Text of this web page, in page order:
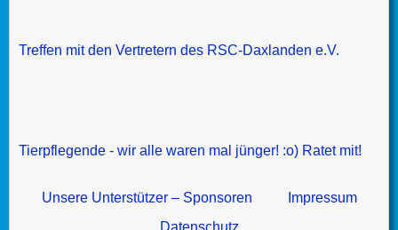
Treffen mit den Vertretern des RSC-Daxlanden e.V.
Tierpflegende - wir alle waren mal jünger! :o) Ratet mit!
Unsere Unterstützer – Sponsoren
Impressum
Datenschutz